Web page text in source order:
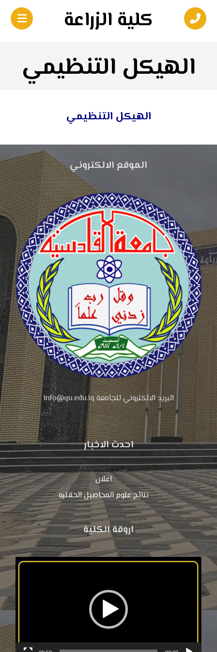
كلية الزراعة
الهيكل التنظيمي
الهيكل التنظيمي
الموقع الالكتروني
البريد الالكتروني للجامعة info@qu.edu.iq
احدث الاخبار
اعلان
نتائج علوم المحاصیل الحقلیه
اروقة الكلية
مشغل